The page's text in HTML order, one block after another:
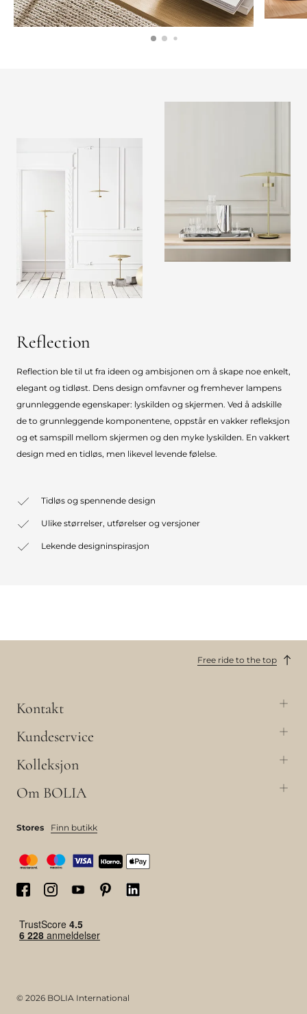
Reflection
Reflection ble til ut fra ideen og ambisjonen om å skape noe enkelt,
elegant og tidløst. Dens design omfavner og fremhever lampens
grunnleggende egenskaper: lyskilden og skjermen. Ved å adskille
de to grunnleggende komponentene, oppstår en vakker refleksjon
og et samspill mellom skjermen og den myke lyskilden. En vakkert
design med en tidløs, men likevel levende følelse.
Tidløs og spennende design
Ulike størrelser, utførelser og versjoner
Lekende designinspirasjon
Free ride to the top
Kontakt
Kundeservice
Kolleksjon
Om BOLIA
© 2026 BOLIA International
Stores Finn butikk